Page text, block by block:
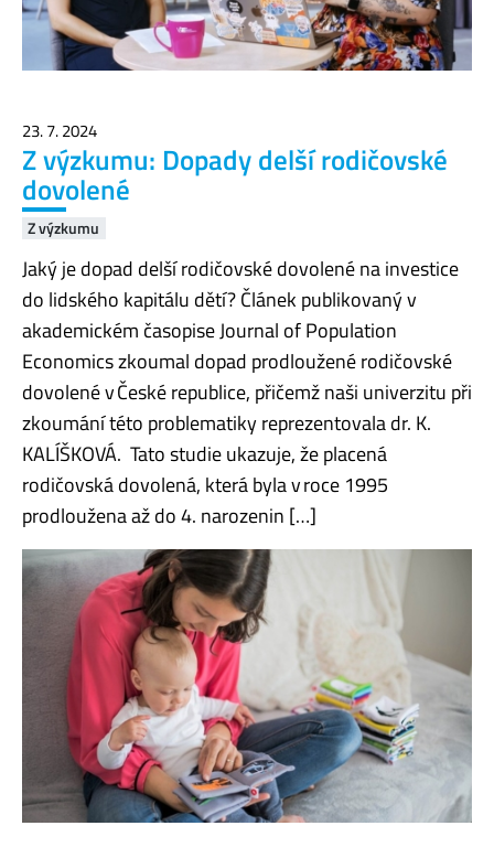
23. 7. 2024
Z výzkumu: Dopady delší rodičovské
dovolené
Z výzkumu
Jaký je dopad delší rodičovské dovolené na investice
do lidského kapitálu dětí? Článek publikovaný v
akademickém časopise Journal of Population
Economics zkoumal dopad prodloužené rodičovské
dovolené v České republice, přičemž naši univerzitu při
zkoumání této problematiky reprezentovala dr. K.
KALÍŠKOVÁ. Tato studie ukazuje, že placená
rodičovská dovolená, která byla v roce 1995
prodloužena až do 4. narozenin […]